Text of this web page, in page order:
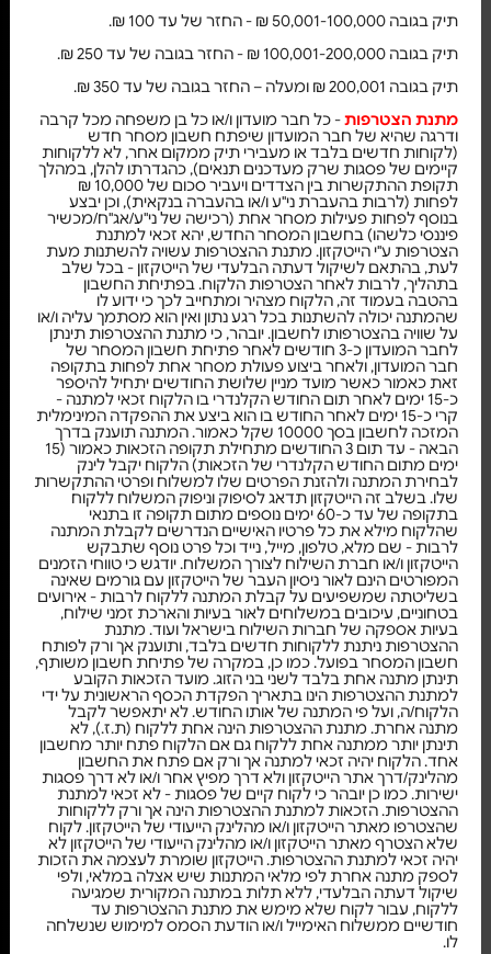
תיק בגובה 50,001-100,000 ₪ - החזר של עד 100 ₪.
תיק בגובה 100,001-200,000 ₪ - החזר בגובה של עד 250 ₪.
תיק בגובה 200,001 ₪ ומעלה – החזר בגובה של עד 350 ₪.
מתנת הצטרפות- כל חבר מועדון ו/או כל בן משפחה מכל קרבה
ודרגה שהיא של חבר המועדון שיפתח חשבון מסחר חדש
(לקוחות חדשים בלבד או מעבירי תיק ממקום אחר, לא ללקוחות
קיימים של פסגות שרק מעדכנים תנאים), כהגדרתו להלן, במהלך
תקופת ההתקשרות בין הצדדים ויעביר סכום של 10,000 ₪
לפחות (לרבות בהעברת ני"ע ו/או בהעברה בנקאית), וכן יבצע
בנוסף לפחות פעילות מסחר אחת (רכישה של ני"ע/אג"ח/מכשיר
פיננסי כלשהו) בחשבון המסחר החדש, יהא זכאי למתנת
הצטרפות ע"י הייטקזון. מתנת ההצטרפות עשויה להשתנות מעת
לעת, בהתאם לשיקול דעתה הבלעדי של הייטקזון - בכל שלב
בתהליך, לרבות לאחר הצטרפות הלקוח. בפתיחת החשבון
בהטבה בעמוד זה, הלקוח מצהיר ומתחייב לכך כי ידוע לו
שהמתנה יכולה להשתנות בכל רגע נתון ואין הוא מסתמך עליה ו/או
על שוויה בהצטרפותו לחשבון. יובהר, כי מתנת ההצטרפות תינתן
לחבר המועדון כ-3 חודשים לאחר פתיחת חשבון המסחר של
חבר המועדון, ולאחר ביצוע פעולת מסחר אחת לפחות בתקופה
זאת כאמור כאשר מועד מניין שלושת החודשים יתחיל להיספר
כ-15 ימים לאחר תום החודש הקלנדרי בו הלקוח זכאי למתנה -
קרי כ-15 ימים לאחר החודש בו הוא ביצע את ההפקדה המינימלית
המזכה לחשבון בסך 10000 שקל כאמור. המתנה תוענק בדרך
הבאה - עד תום 3 החודשים מתחילת תקופה הזכאות כאמור (15
ימים מתום החודש הקלנדרי של הזכאות) הלקוח יקבל לינק
לבחירת המתנה ולהזנת הפרטים שלו למשלוח ופרטי ההתקשרות
שלו. בשלב זה הייטקזון תדאג לסיפוק וניפוק המשלוח ללקוח
בתקופה של עד כ-60 ימים נוספים מתום תקופה זו בתנאי
שהלקוח מילא את כל פרטיו האישיים הנדרשים לקבלת המתנה
לרבות - שם מלא, טלפון, מייל, נייד וכל פרט נוסף שתבקש
הייטקזון ו/או חברת השילוח לצורך המשלוח. יודגש כי טווחי הזמנים
המפורטים הינם לאור ניסיון העבר של הייטקזון עם גורמים שאינה
בשליטתה שמשפיעים על קבלת המתנה ללקוח לרבות - אירועים
בטחוניים, עיכובים במשלוחים לאור בעיות והארכת זמני שילוח,
בעיות אספקה של חברות השילוח בישראל ועוד. מתנת
ההצטרפות ניתנת ללקוחות חדשים בלבד, ותוענק אך ורק לפותח
חשבון המסחר בפועל. כמו כן, במקרה של פתיחת חשבון משותף,
תינתן מתנה אחת בלבד לשני בני הזוג. מועד הזכאות הקובע
למתנת ההצטרפות הינו בתאריך הפקדת הכסף הראשונית על ידי
הלקוח/ה, ועל פי המתנה של אותו החודש. לא יתאפשר לקבל
מתנה אחרת. מתנת ההצטרפות הינה אחת ללקוח (ת.ז.), לא
תינתן יותר ממתנה אחת ללקוח גם אם הלקוח פתח יותר מחשבון
אחד. הלקוח יהיה זכאי למתנה אך ורק אם פתח את החשבון
מהלינק/דרך אתר הייטקזון ולא דרך מפיץ אחר ו/או לא דרך פסגות
ישירות. כמו כן יובהר כי לקוח קיים של פסגות - לא זכאי למתנת
ההצטרפות. הזכאות למתנת ההצטרפות הינה אך ורק ללקוחות
שהצטרפו מאתר הייטקזון ו/או מהלינק הייעודי של הייטקזון. לקוח
שלא הצטרף מאתר הייטקזון ו/או מהלינק הייעודי של הייטקזון לא
יהיה זכאי למתנת ההצטרפות. הייטקזון שומרת לעצמה את הזכות
לספק מתנה אחרת לפי מלאי המתנות שיש אצלה במלאי, ולפי
שיקול דעתה הבלעדי, ללא תלות במתנה המקורית שמגיעה
ללקוח, עבור לקוח שלא מימש את מתנת ההצטרפות עד
חודשיים ממשלוח האימייל ו/או הודעת הסמס למימוש שנשלחה
לו.